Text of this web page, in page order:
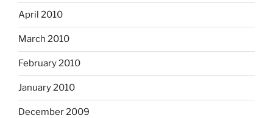
April 2010
March 2010
February 2010
January 2010
December 2009